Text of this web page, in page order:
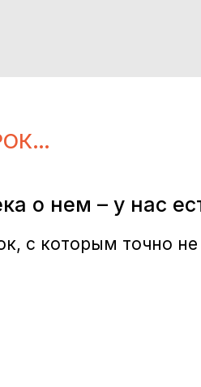
о нем – у нас
с которым точно не